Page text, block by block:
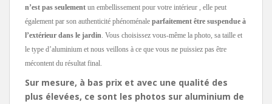
n’est pas seulement un embellissement pour votre intérieur , elle peut
également par son authenticité phénoménale parfaitement être suspendue à
l’extérieur dans le jardin. Vous choisissez vous-même la photo, sa taille et
le type d’aluminium et nous veillons à ce que vous ne puissiez pas être
mécontent du résultat final.
Sur mesure, à bas prix et avec une qualité des
plus élevées, ce sont les photos sur aluminium de